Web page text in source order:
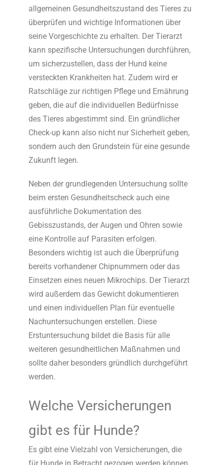
allgemeinen Gesundheitszustand des Tieres zu
überprüfen und wichtige Informationen über
seine Vorgeschichte zu erhalten. Der Tierarzt
kann spezifische Untersuchungen durchführen,
um sicherzustellen, dass der Hund keine
versteckten Krankheiten hat. Zudem wird er
Ratschläge zur richtigen Pflege und Ernährung
geben, die auf die individuellen Bedürfnisse
des Tieres abgestimmt sind. Ein gründlicher
Check-up kann also nicht nur Sicherheit geben,
sondern auch den Grundstein für eine gesunde
Zukunft legen.
Neben der grundlegenden Untersuchung sollte
beim ersten Gesundheitscheck auch eine
ausführliche Dokumentation des
Gebisszustands, der Augen und Ohren sowie
eine Kontrolle auf Parasiten erfolgen.
Besonders wichtig ist auch die Überprüfung
bereits vorhandener Chipnummern oder das
Einsetzen eines neuen Mikrochips. Der Tierarzt
wird außerdem das Gewicht dokumentieren
und einen individuellen Plan für eventuelle
Nachuntersuchungen erstellen. Diese
Erstuntersuchung bildet die Basis für alle
weiteren gesundheitlichen Maßnahmen und
sollte daher besonders gründlich durchgeführt
werden.
Welche Versicherungen
gibt es für Hunde?
Es gibt eine Vielzahl von Versicherungen, die